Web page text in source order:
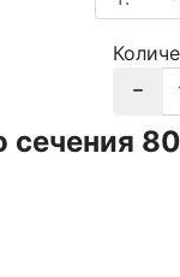
сечения